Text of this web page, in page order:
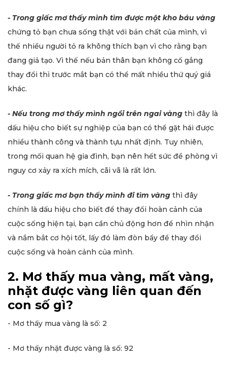
- Trong giấc mơ thấy mình tìm được một kho báu vàng
chứng tỏ bạn chưa sống thật với bản chất của mình, vì
thế nhiều người tỏ ra không thích bạn vì cho rằng bạn
đang giả tạo. Vì thế nếu bản thân bạn không cố gắng
thay đổi thì trước mắt bạn có thể mất nhiều thứ quý giá
khác.
- Nếu trong mơ thấy mình ngồi trên ngai vàng thì đây là
dấu hiệu cho biết sự nghiệp của bạn có thể gặt hái được
nhiều thành công và thành tựu nhất định. Tuy nhiên,
trong mối quan hệ gia đình, bạn nên hết sức đề phòng vì
nguy cơ xảy ra xích mích, cãi vã là rất lớn.
- Trong giấc mơ bạn thấy mình đi tìm vàng thì đây
chính là dấu hiệu cho biết để thay đổi hoàn cảnh của
cuộc sống hiện tại, bạn cần chủ động hơn để nhìn nhận
và nắm bắt cơ hội tốt, lấy đó làm đòn bẩy để thay đổi
cuộc sống và hoàn cảnh của mình.
2. Mơ thấy mua vàng, mất vàng,
nhặt được vàng liên quan đến
con số gì?
- Mơ thấy mua vàng là số: 2
- Mơ thấy nhặt được vàng là số: 92